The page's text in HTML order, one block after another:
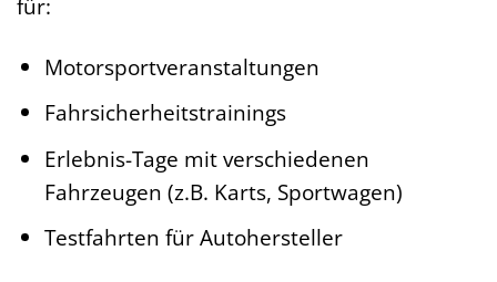
Motorsportveranstaltungen
Fahrsicherheitstrainings
Erlebnis-Tage mit verschiedenen
Fahrzeugen (z.B. Karts, Sportwagen)
Testfahrten für Autohersteller